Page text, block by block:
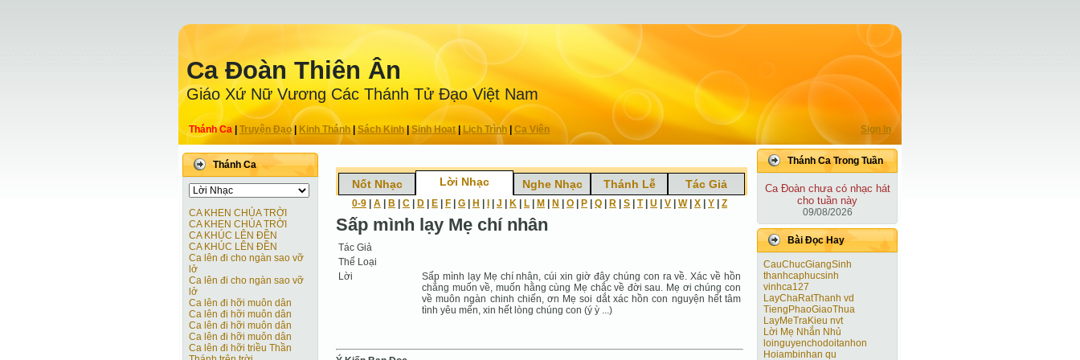
Ca Ðoàn Thiên Ân
Giáo Xứ Nữ Vương Các Thánh Tử Ðạo Việt Nam
Thánh Ca Truyện Ðạo| Kinh Thánh Sách Kinh|Sinh Hoạt| Lịch Trình Ca Viên Sign In
Thánh Ca
CA KHEN CHÚA TRỜI
CA KHEN CHÚA TRỜI
CA KHÚC LÊN ĐỀN
CA KHÚC LÊN ĐỀN
Ca lên đi cho ngàn sao vỡ
lở
Ca lên đi cho ngàn sao vỡ
lở
Ca lên đi hỡi muôn dân
Ca lên đi hỡi muôn dân
Ca lên đi hỡi muôn dân
Ca lên đi hỡi muôn dân
Ca lên đi hỡi triều Thần
Nốt Nhạc Lời Nhạc Nghe Nhạc Thánh Lễ Tác Giả
0-9 A B C D E F G H J K L M N O P Q R S T| U V W| X Y Z
Sấp mình lạy Mẹ chí nhân
Tác Giả
Thể Loại
Lời
Sấp mình lạy Mẹ chí nhân, cúi xin giờ đây chúng con ra về. Xác về hồn
chẳng muốn về, muốn hằng cùng Mẹ chắc về đời sau. Mẹ ơi chúng con
về muôn ngàn chinh chiến, ơn Mẹ soi dắt xác hồn con nguyện hết tâm
tình yêu mến, xin hết lòng chúng con (ý ỳ ...)
Thánh Ca Trong Tuần
Ca Ðoàn chưa có nhạc hát
cho tuần này
09/08/2026
Bài Ðọc Hay
CauChucGiangSinh
thanhcaphucsinh
vinhca127
LayChaRatThanh vd
TiengPhaoGiaoThua
LayMeTraKieu nvt
Lời Mẹ Nhắn Nhủ
loinguyenchodoitanhon
Hoiambinhan qu